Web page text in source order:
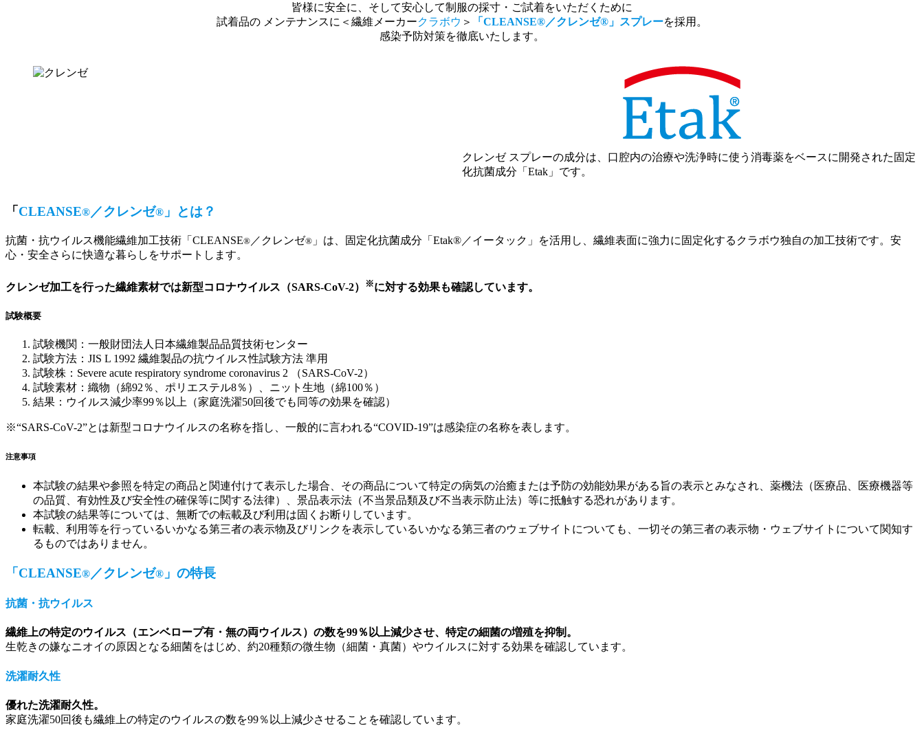
皆様に安全に、そして安心して制服の採寸・ご試着をいただくために
試着品の メンテナンスに＜繊維メーカークラボウ ＞ 「CLEANSE®／クレンゼ®」スプレーを採用。
感染予防対策を徹底いたします。
クレンゼ スプレーの成分は、口腔内の治療や洗浄時に使う消毒薬をベースに開発された固定
化抗菌成分「Etak」です。
「 CLEANSE®／クレンゼ® 」とは？
抗菌・抗ウイルス機能繊維加工技術「CLEANSE® ／クレンゼ® 」は、固定化抗菌成分「Etak®／イータック」を活用し、繊維表面に強力に固定化するクラボウ独自の加工技術です。安
心・安全さらに快適な暮らしをサポートします。
クレンゼ加工を行った繊維素材では新型コロナウイルス（SARS-CoV-2） ※に対する効果も確認しています。
試験概要
試験機関：一般財団法人日本繊維製品品質技術センター
試験方法：JIS L 1992 繊維製品の抗ウイルス性試験方法 準用
試験株：Severe acute respiratory syndrome coronavirus 2 （SARS-CoV-2）
試験素材：織物（綿92％、ポリエステル8％）、ニット生地（綿100％）
結果：ウイルス減少率99％以上（家庭洗濯50回後でも同等の効果を確認）
※“SARS-CoV-2”とは新型コロナウイルスの名称を指し、一般的に言われる“COVID-19”は感染症の名称を表します。
注意事項
本試験の結果や参照を特定の商品と関連付けて表示した場合、その商品について特定の病気の治癒または予防の効能効果がある旨の表示とみなされ、薬機法（医療品、医療機器等
の品質、有効性及び安全性の確保等に関する法律）、景品表示法（不当景品類及び不当表示防止法）等に抵触する恐れがあります。
本試験の結果等については、無断での転載及び利用は固くお断りしています。
転載、利用等を行っているいかなる第三者の表示物及びリンクを表示しているいかなる第三者のウェブサイトについても、一切その第三者の表示物・ウェブサイトについて関知す
るものではありません。
「CLEANSE® ／クレンゼ® 」の特長
抗菌・抗ウイルス
繊維上の特定のウイルス（エンベロープ有・無の両ウイルス）の数を99％以上減少させ、特定の細菌の増殖を抑制。
生乾きの嫌なニオイの原因となる細菌をはじめ、約20種類の微生物（細菌・真菌）やウイルスに対する効果を確認しています。
洗濯耐久性
優れた洗濯耐久性。
家庭洗濯50回後も繊維上の特定のウイルスの数を99％以上減少させることを確認しています。